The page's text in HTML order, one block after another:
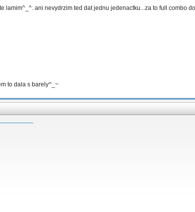
ani nevydrzim ted dat jednu jedenactku...za to full combo
to dala s barely^_~